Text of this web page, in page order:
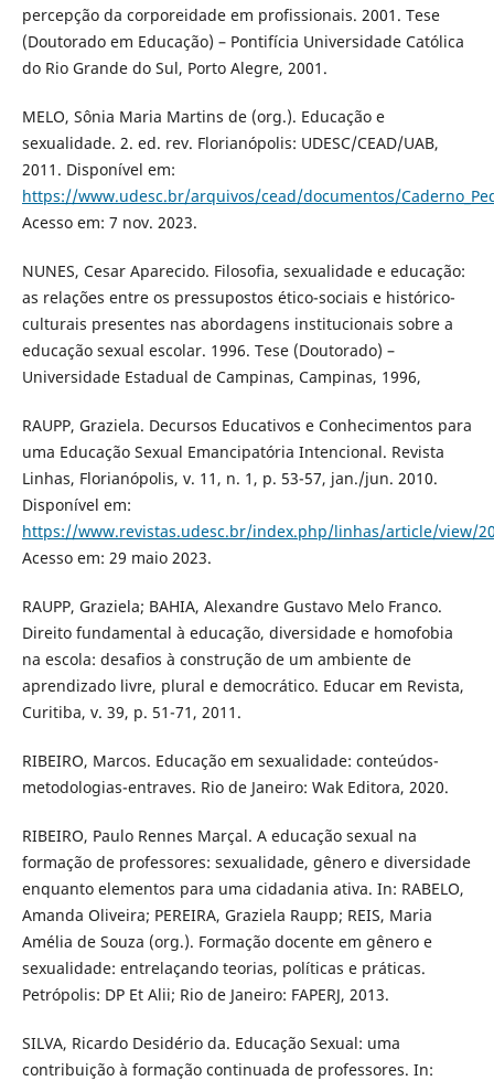
percepção da corporeidade em profissionais. 2001. Tese
(Doutorado em Educação) – Pontifícia Universidade Católica
do Rio Grande do Sul, Porto Alegre, 2001.
MELO, Sônia Maria Martins de (org.). Educação e
sexualidade. 2. ed. rev. Florianópolis: UDESC/CEAD/UAB,
2011. Disponível em:
https://www.udesc.br/arquivos/cead/documentos/
Acesso em: 7 nov. 2023.
NUNES, Cesar Aparecido. Filosofia, sexualidade e educação:
as relações entre os pressupostos ético-sociais e histórico-
culturais presentes nas abordagens institucionais sobre a
educação sexual escolar. 1996. Tese (Doutorado) –
Universidade Estadual de Campinas, Campinas, 1996,
RAUPP, Graziela. Decursos Educativos e Conhecimentos para
uma Educação Sexual Emancipatória Intencional. Revista
Linhas, Florianópolis, v. 11, n. 1, p. 53-57, jan./jun. 2010.
Disponível em:
https://www.revistas.udesc.br/index.php/linhas/article/view/
Acesso em: 29 maio 2023.
RAUPP, Graziela; BAHIA, Alexandre Gustavo Melo Franco.
Direito fundamental à educação, diversidade e homofobia
na escola: desafios à construção de um ambiente de
aprendizado livre, plural e democrático. Educar em Revista,
Curitiba, v. 39, p. 51-71, 2011.
RIBEIRO, Marcos. Educação em sexualidade: conteúdos-
metodologias-entraves. Rio de Janeiro: Wak Editora, 2020.
RIBEIRO, Paulo Rennes Marçal. A educação sexual na
formação de professores: sexualidade, gênero e diversidade
enquanto elementos para uma cidadania ativa. In: RABELO,
Amanda Oliveira; PEREIRA, Graziela Raupp; REIS, Maria
Amélia de Souza (org.). Formação docente em gênero e
sexualidade: entrelaçando teorias, políticas e práticas.
Petrópolis: DP Et Alii; Rio de Janeiro: FAPERJ, 2013.
SILVA, Ricardo Desidério da. Educação Sexual: uma
contribuição à formação continuada de professores. In: